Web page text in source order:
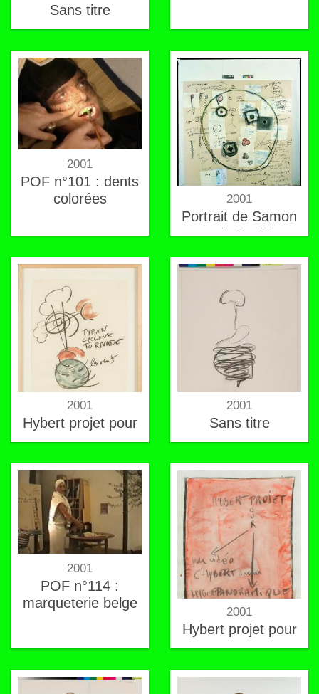
Sans titre
2001
POF n°101 : dents
colorées
2001
Portrait de Samon
Takahashi
2001
Hybert projet pour
2001
Sans titre
2001
POF n°114 :
marqueterie belge
2001
Hybert projet pour